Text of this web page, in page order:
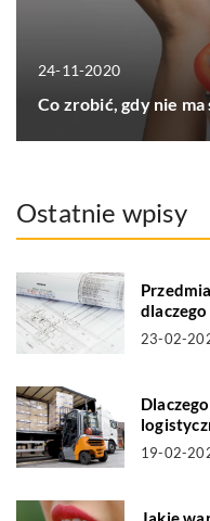
24-11-2020
Co zrobić, gdy nie
Ostatnie wpisy
23-02-
19-02-